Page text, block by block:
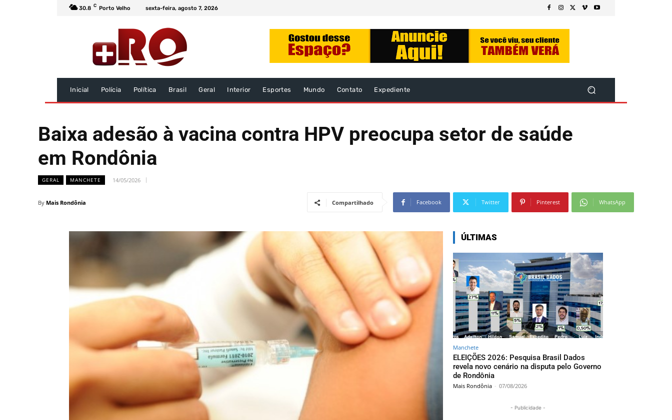
30.8 C Porto Velho sexta-feira, agosto 7, 2026
Inicial Polícia Política Brasil Geral Interior Esportes Mundo Contato Expediente
Baixa adesão à vacina contra HPV preocupa setor de saúde
em Rondônia
GERAL MANCHETE 14/05/2026
By Mais Rondônia Compartilhado Facebook Twitter Pinterest WhatsApp
ÚLTIMAS
Manchete
ELEIÇÕES 2026: Pesquisa Brasil Dados
revela novo cenário na disputa pelo Governo
de Rondônia
Mais Rondônia - 07/08/2026
- Publicidade -